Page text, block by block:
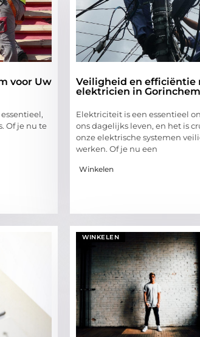
voor Uw
Of je nu te
Veiligheid en efficiëntie
elektricien in Gorinchem
Elektriciteit is een essentieel
ons dagelijks leven, en het is
onze elektrische systemen
werken. Of je nu een
Winkelen
WINKELEN